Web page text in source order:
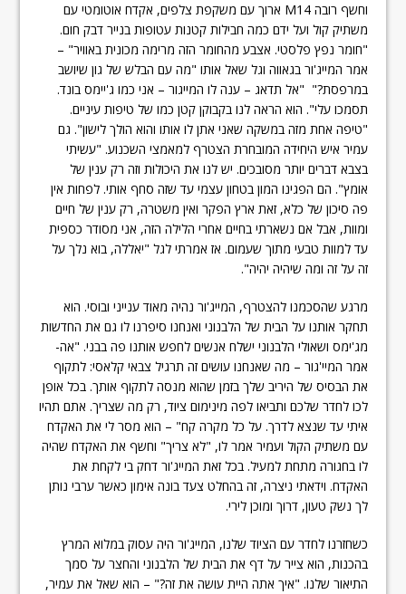
וחשף רובה M14 ארוך עם משקפת צלפים, אקדח אוטומטי עם
משתיק קול ועל ידם כמה חבילות קטנות עטופות בנייר דבק חום.
"חומר נפץ פלסטי. אצבע מהחומר הזה מרימה מכונית באוויר" –
אמר המייג'ור בגאווה וגל שאל אותו "מה עם הבלש של גון שיושב
במרפסת?" "אל תדאג – ענה לו המייגור – אני כמו ג'יימס בונד.
תסמכו עלי". הוא הראה לנו בקבוקן קטן כמו של טיפות עיניים.
"טיפה אחת מזה במשקה שאני אתן לו אותו והוא הולך לישון". גם
עמיר איש היחידה המובחרת הצטרף למאמצי השכנוע. "עשיתי
בצבא דברים יותר מסובכים. יש לנו את היכולות וזה רק ענין של
אומץ". הם הפגינו המון בטחון עצמי עד שזה סחף אותי. לפחות אין
פה סיכון של כלא, זאת ארץ הפקר ואין משטרה, רק ענין של חיים
ומוות, אבל אם נשארתי בחיים אחרי הלילה הזה, אני מסודר כספית
עד למוות טבעי מתוך שעמום. אז אמרתי לגל "יאללה, בוא נלך על
זה על זה ומה שיהיה יהיה".
מרגע שהסכמנו להצטרף, המייג'ור נהיה מאוד ענייני ובוסי. הוא
תחקר אותנו על הבית של הלבנוני ואנחנו סיפרנו לו גם את החדשות
מג'ימס ושאולי הלבנוני ישלח אנשים לחפש אותנו פה בבני. "אה-
אמר המיי'גור – מה שאנחנו עושים זה תרגיל צבאי קלאסי: לתקוף
את הבסיס של היריב שלך בזמן שהוא מנסה לתקוף אותך. בכל אופן
לכו לחדר שלכם ותביאו לפה מינימום ציוד, רק מה שצריך. אתם תהיו
איתי עד שנצא לדרך. על כל מקרה קח" – הוא מסר לי את האקדח
עם משתיק הקול ועמיר אמר לו, "לא צריך" וחשף את האקדח שהיה
לו בחגורה מתחת למעיל. בכל זאת המייג'ור דחק בי לקחת את
האקדח. וידאתי ניצרה, זה בהחלט צעד בונה אימון כאשר ערבי נותן
לך נשק טעון, דרוך ומוכן לירי.
כשחזרנו לחדר עם הציוד שלנו, המייג'ור היה עסוק במלוא המרץ
בהכנות, הוא צייר על דף את הבית של הלבנוני והחצר על סמך
התיאור שלנו. "איך אתה היית עושה את זה?" – הוא שאל את עמיר,